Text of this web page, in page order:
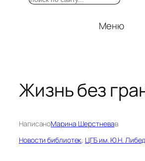
Меню
Жизнь без
НаписаноМарина Шерстневав
Новости библиотек, ЦГБ им. Ю.Н.